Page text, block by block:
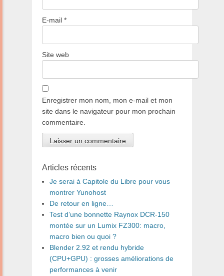
E-mail *
Site web
Enregistrer mon nom, mon e-mail et mon
site dans le navigateur pour mon prochain
commentaire.
Articles récents
Je serai à Capitole du Libre pour vous
montrer Yunohost
De retour en ligne…
Test d’une bonnette Raynox DCR-150
montée sur un Lumix FZ300: macro,
macro bien ou quoi ?
Blender 2.92 et rendu hybride
(CPU+GPU) : grosses améliorations de
performances à venir